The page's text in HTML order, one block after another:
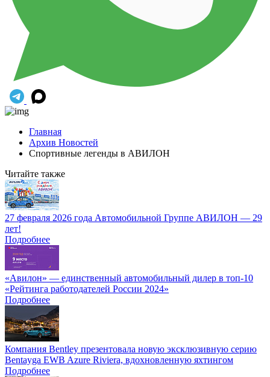
Главная
Архив Новостей
Спортивные легенды в АВИЛОН
Читайте также
27 февраля 2026 года Автомобильной Группе АВИЛОН — 29
лет!
Подробнее
«Авилон» — единственный автомобильный дилер в топ-10
«Рейтинга работодателей России 2024»
Подробнее
Компания Bentley презентовала новую эксклюзивную серию
Bentayga EWB Azure Riviera, вдохновленную яхтингом
Подробнее